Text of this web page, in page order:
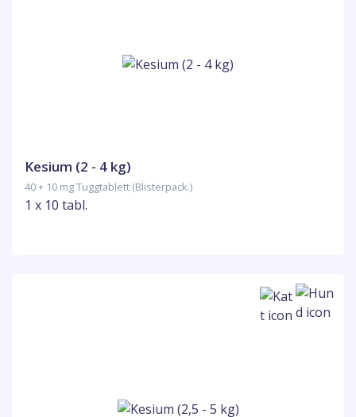
Kesium (2 - 4 kg)
40 + 10 mg Tuggtablett (Blisterpack.)
1 x 10 tabl.